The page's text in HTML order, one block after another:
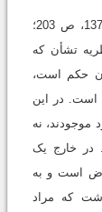
است (مدرس زنوزى، 1376، ص 203؛
برخلاف نظریه تشأن که
حکم است،
است. در این
نه
در خارج یک
است و به
که مراد